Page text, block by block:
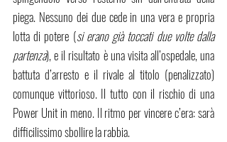
piega. Nessuno dei due cede in una vera e propria
lotta di potere (si erano già toccati due volte dalla
partenza), e il risultato è una visita all’ospedale, una
battuta d’arresto e il rivale al titolo (penalizzato)
comunque vittorioso. Il tutto con il rischio di una
Power Unit in meno. Il ritmo per vincere c’era: sarà
difficilissimo sbollire la rabbia.